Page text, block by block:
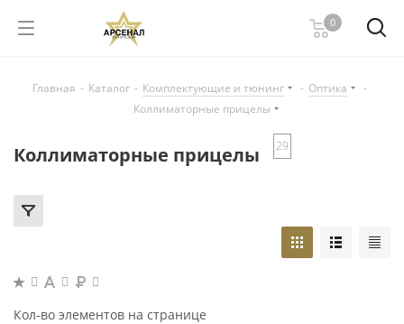
0
Главная - Каталог - Комплектующие и тюнинг - Оптика
-
Коллиматорные прицелы
Коллиматорные прицелы 29
Кол-во элементов на странице